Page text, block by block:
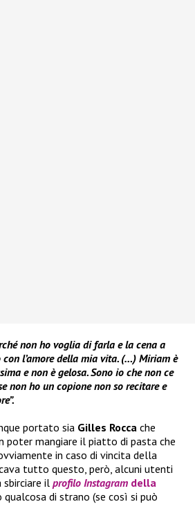
non ho voglia di farla e la cena a
l’amore della mia vita. (…) Miriam è
e non è gelosa. Sono io che non ce
non ho un copione non so recitare e
portato sia Gilles Rocca che
poter mangiare il piatto di pasta che
in caso di vincita della
tutto questo, però, alcuni utenti
il profilo Instagram della
qualcosa di strano (se così si può